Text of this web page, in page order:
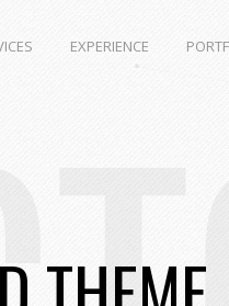
EXPERIENCE